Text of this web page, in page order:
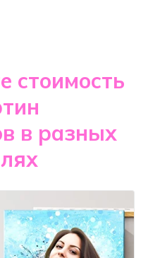
стоимость
в разных